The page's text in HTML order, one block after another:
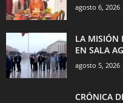
agosto 6, 2026
LA MISIÓN
EN SALA
agosto 5, 2026
CRÓNICA